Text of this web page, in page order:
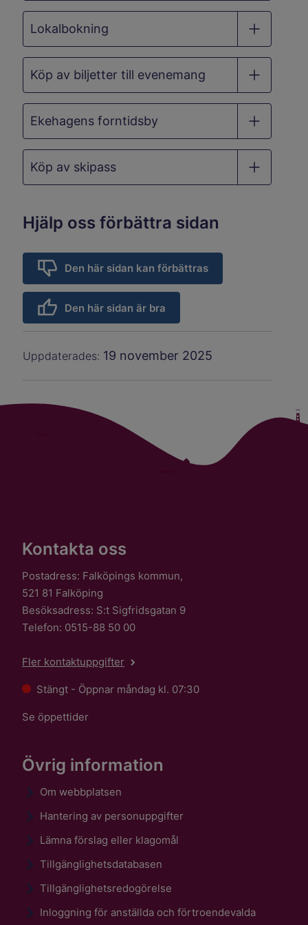
Lokalbokning
Köp av biljetter till evenemang
Ekehagens forntidsby
Köp av skipass
Hjälp oss förbättra sidan
Den här sidan kan förbättras
Den här sidan är bra
Uppdaterades: 19 november 2025
Kontakta oss
Postadress: Falköpings kommun,
521 81 Falköping
Besöksadress: S:t Sigfridsgatan 9
Telefon: 0515-88 50 00
Fler kontaktuppgifter
Stängt - Öppnar måndag kl. 07:30
Se öppettider
Övrig information
Om webbplatsen
Hantering av personuppgifter
Lämna förslag eller klagomål
Tillgänglighetsdatabasen
Tillgänglighetsredogörelse
Inloggning för anställda och förtroendevalda